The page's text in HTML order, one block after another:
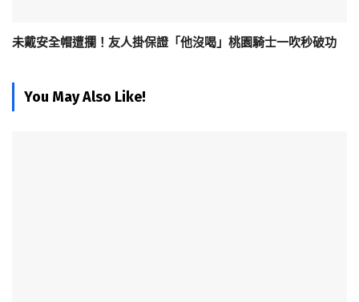
未戴安全帽遭攔！友人掛保證「他沒喝」桃園騎士一吹秒破功
You May Also Like!